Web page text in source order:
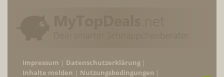
Impressum
Datenschutzerklärung
Inhalte melden
Nutzungsbedingungen